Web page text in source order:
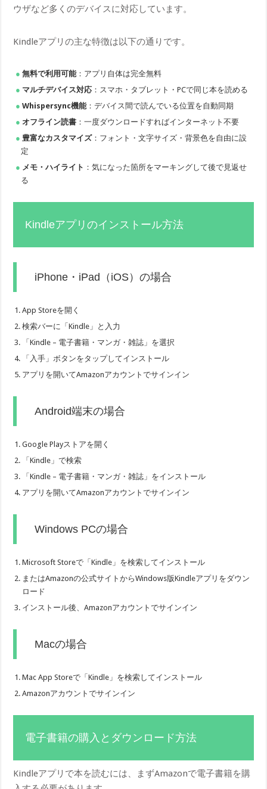
ウザなど多くのデバイスに対応しています。
Kindleアプリの主な特徴は以下の通りです。
無料で利用可能 ：アプリ自体は完全無料
マルチデバイス対応 ：スマホ・タブレット・PCで同じ本を読める
Whispersync機能 ：デバイス間で読んでいる位置を自動同期
オフライン読書 ：一度ダウンロードすればインターネット不要
豊富なカスタマイズ：フォント・文字サイズ・背景色を自由に設
定
メモ・ハイライト ：気になった箇所をマーキングして後で見返せ
る
Kindleアプリのインストール方法
iPhone・iPad（iOS）の場合
App Storeを開く
検索バーに「Kindle」と入力
「Kindle – 電子書籍・マンガ・雑誌」を選択
「入手」ボタンをタップしてインストール
アプリを開いてAmazonアカウントでサインイン
Android端末の場合
Google Playストアを開く
「Kindle」で検索
「Kindle – 電子書籍・マンガ・雑誌」をインストール
アプリを開いてAmazonアカウントでサインイン
Windows PCの場合
Microsoft Storeで「Kindle」を検索してインストール
またはAmazonの公式サイトからWindows版Kindleアプリをダウン
ロード
インストール後、Amazonアカウントでサインイン
Macの場合
Mac App Storeで「Kindle」を検索してインストール
Amazonアカウントでサインイン
電子書籍の購入とダウンロード方法
Kindleアプリで本を読むには、まずAmazonで電子書籍を購